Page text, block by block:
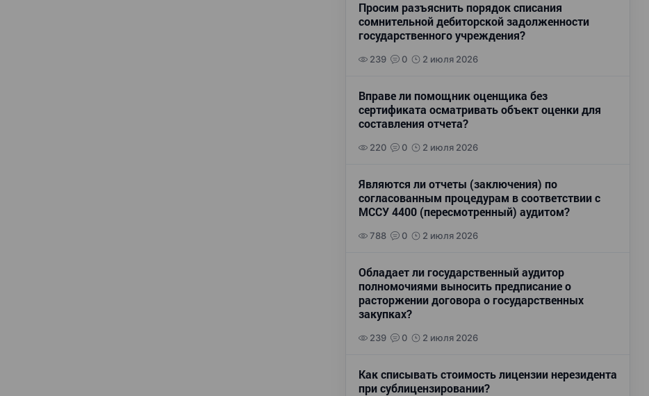
Просим разъяснить порядок списания
сомнительной дебиторской задолженности
государственного учреждения?
239 0 2 июля 2026
Вправе ли помощник оценщика без
сертификата осматривать объект оценки для
составления отчета?
220 0 2 июля 2026
Являются ли отчеты (заключения) по
согласованным процедурам в соответствии с
МССУ 4400 (пересмотренный) аудитом?
788 0 2 июля 2026
Обладает ли государственный аудитор
полномочиями выносить предписание о
расторжении договора о государственных
закупках?
239 0 2 июля 2026
Как списывать стоимость лицензии нерезидента
при сублицензировании?